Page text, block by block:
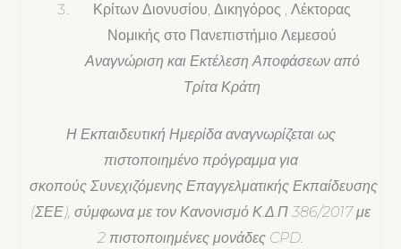
Κρίτων Διονυσίου, Δικηγόρος , Λέκτορας
Νομικής στο Πανεπιστήμιο Λεμεσού
Αναγνώριση και Εκτέλεση Αποφάσεων από
Τρίτα Κράτη
Η Εκπαιδευτική Ημερίδα αναγνωρίζεται ως
πιστοποιημένο πρόγραμμα για
σκοπούς Συνεχιζόμενης Επαγγελματικής Εκπαίδευσης
(ΣΕΕ), σύμφωνα με τον Κανονισμό Κ.Δ.Π 386/2017 με
2 πιστοποιημένες μονάδες CPD.